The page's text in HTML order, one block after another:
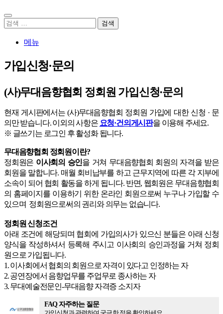
검
메뉴
가입신청·문의
(사)무대음향협회 정회원 가입신청·문의
현재 게시판에서는 (사)무대음향협회 정회원 가입에 대한 신청 · 문
의만 받습니다. 이외의 사항은 요청·건의게시판을 이용해 주세요.
※ 글쓰기는 로그인 후 활성화 됩니다.
무대음향협회 정회원이란?
정회원은 이사회의 승인을 거쳐 무대음향협회 회원의 자격을 받은
회원을 말합니다. 매월 회비납부를 하고 근무지역에 따른 각 지부에
소속이 되어 협회 활동을 하게 됩니다. 반면, 웹회원은 무대음향협회
의 홈페이지를 이용하기 위한 온라인 회원으로써 누구나 가입할 수
있으며 정회원으로써의 권리와 의무는 없습니다.
정회원 신청조건
아래 조건에 해당되며 협회에 가입의사가 있으신 분들은 아래 신청
양식을 작성하셔서 등록해 주시고 이사회의 승인과정을 거쳐 정회
원으로 가입됩니다.
1. 이사회에서 협회의 회원으로 자격이 있다고 인정하는 자
2. 공연장에서 음향업무를 주업무로 종사하는 자
3. 무대예술전문인-무대음향 자격증 소지자
FAQ 자주하는 질문